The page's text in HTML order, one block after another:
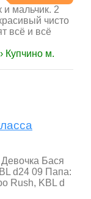
мальчик. 2
чисто
всё и всё
Купчино м.
Девочка Бася
d24 09 Папа:
Rush, KBL d